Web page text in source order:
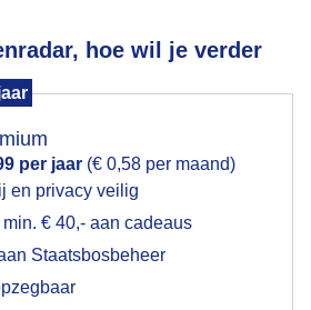
hoe wil je verder
per jaar (€ 0,58 per maand)
en privacy veilig
€ 40,- aan cadeaus
Staatsbosbeheer
moment geduld aub...
gebruiken voor het
geen akkoord op hebt gegeven,
pop-up uit je browser waarin